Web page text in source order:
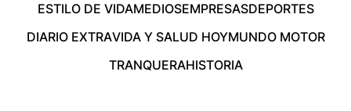
ESTILO DE VIDAMEDIOSEMPRESASDEPORTES
DIARIO EXTRAVIDA Y SALUD HOYMUNDO MOTOR
TRANQUERAHISTORIA